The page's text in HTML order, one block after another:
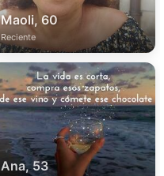
Maoli, 60
Reciente
Ana, 53